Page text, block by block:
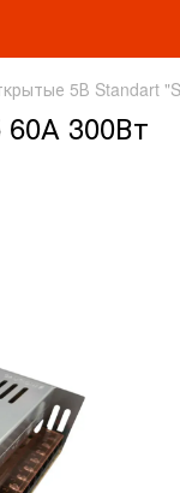
5В Standart
300Вт